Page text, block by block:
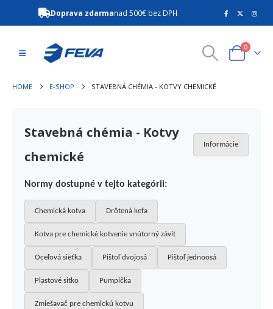
Doprava zdarmanad 500€ bez DPH
0
HOME E-SHOP STAVEBNÁ CHÉMIA - KOTVY CHEMICKÉ
Stavebná chémia - Kotvy
chemické
Informácie
Normy dostupné v tejto kategórii:
Chemická kotva Drôtená kefa
Kotva pre chemické kotvenie vnútorný závit
Oceľová sieťka Pištoľ dvojosá Pištoľ jednoosá
Plastové sitko Pumpička
Zmiešavač pre chemickú kotvu